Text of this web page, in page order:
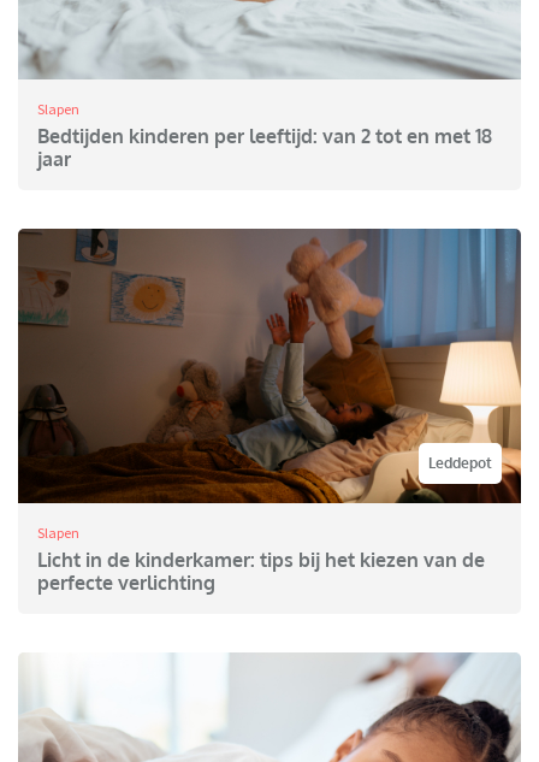
Slapen
Bedtijden kinderen per leeftijd: van 2 tot en met 18
jaar
Leddepot
Slapen
Licht in de kinderkamer: tips bij het kiezen van de
perfecte verlichting